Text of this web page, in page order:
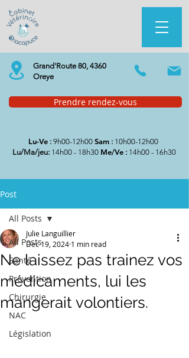
Grand'Route 80, 4360
Oreye
Prendre rendez-vous
Lu-Ve: 9h00-12h00 Sam: 10h00-12h00
Lu/Ma/jeu: 14h00 - 18h30 Me/Ve: 14h00 - 16h30
Post
All Posts
Santé
Prévention
Chirurgie
NAC
Législation
All Posts
Ne laissez pas trainez vos
médicaments, lui les
mangerait volontiers.
Julie Languillier
Dec 19, 2024 1 min read